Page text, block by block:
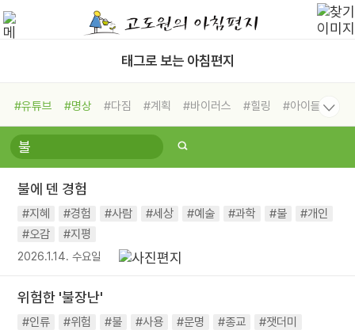
태그로 보는 아침편지
#유튜브 #명상 #다짐 #계획 #바이러스 #힐링
#아이들
#비전캠프
#독서캠프 #삶
#희망
#나눔 #친구 #링컨학교
#독서
#건강
불에 덴 경험
#지혜 #경험 #사람 #세상 #예술 #과학 #불
#개인
#오감
#지평
2026.1.14. 수요일
위험한 '불장난'
#인류 #위험 #불 #사용 #문명 #종교
#잿더미